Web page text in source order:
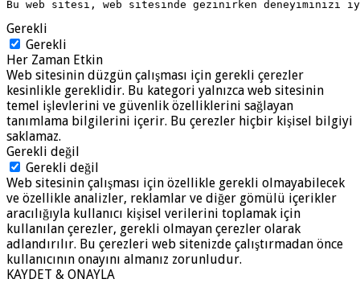
Bu web sitesi, web sitesinde gezinirken deneyiminizi
Gerekli
Gerekli
Her Zaman Etkin
Web sitesinin düzgün çalışması için gerekli çerezler
kesinlikle gereklidir. Bu kategori yalnızca web sitesinin
temel işlevlerini ve güvenlik özelliklerini sağlayan
tanımlama bilgilerini içerir. Bu çerezler hiçbir kişisel bilgiyi
saklamaz.
Gerekli değil
Gerekli değil
Web sitesinin çalışması için özellikle gerekli olmayabilecek
ve özellikle analizler, reklamlar ve diğer gömülü içerikler
aracılığıyla kullanıcı kişisel verilerini toplamak için
kullanılan çerezler, gerekli olmayan çerezler olarak
adlandırılır. Bu çerezleri web sitenizde çalıştırmadan önce
kullanıcının onayını almanız zorunludur.
KAYDET & ONAYLA